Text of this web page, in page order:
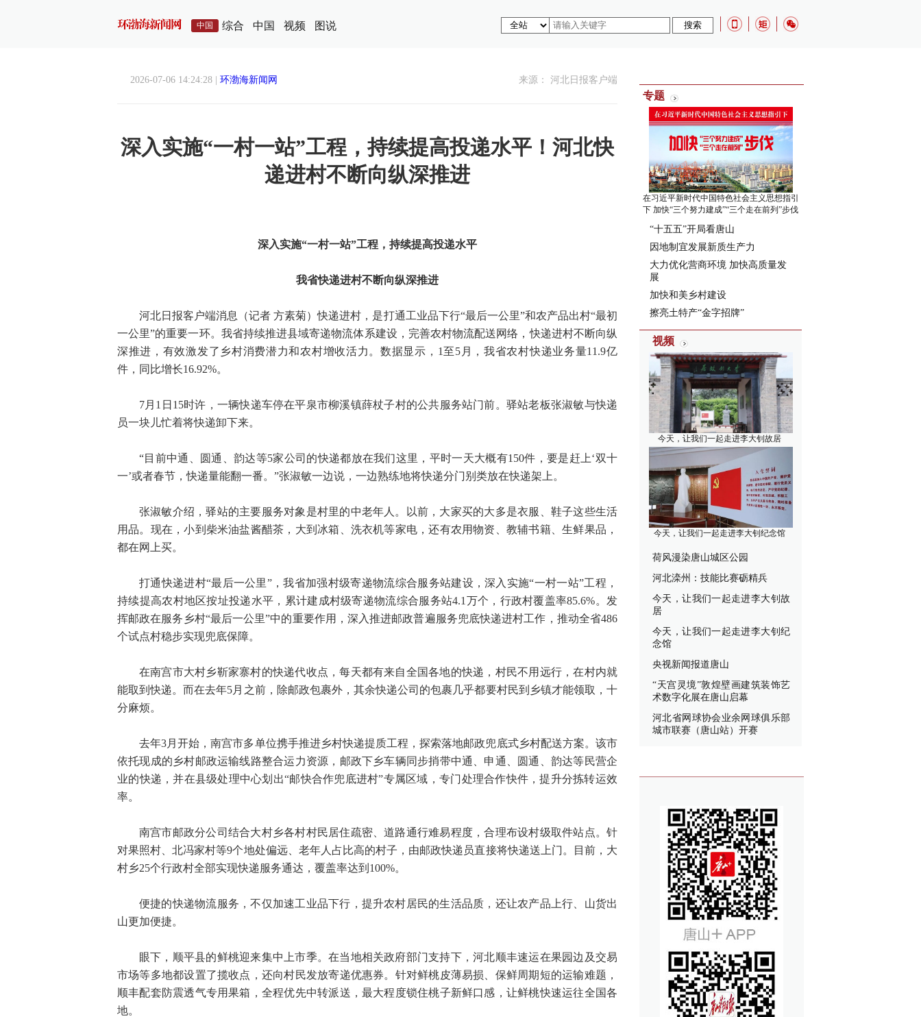
中国 综合 中国 视频 图说
2026-07-06 14:24:28 | 环渤海新闻网 来源： 河北日报客户端
深入实施“一村一站”工程，持续提高投递水平！河北快
递进村不断向纵深推进
深入实施“一村一站”工程，持续提高投递水平
我省快递进村不断向纵深推进
河北日报客户端消息（记者 方素菊）快递进村，是打通工业品下行“最后一公里”和农产品出村“最初
一公里”的重要一环。我省持续推进县域寄递物流体系建设，完善农村物流配送网络，快递进村不断向纵
深推进，有效激发了乡村消费潜力和农村增收活力。数据显示，1至5月，我省农村快递业务量11.9亿
件，同比增长16.92%。
7月1日15时许，一辆快递车停在平泉市柳溪镇薛杖子村的公共服务站门前。驿站老板张淑敏与快递
员一块儿忙着将快递卸下来。
“目前中通、圆通、韵达等5家公司的快递都放在我们这里，平时一天大概有150件，要是赶上‘双十
一’或者春节，快递量能翻一番。”张淑敏一边说，一边熟练地将快递分门别类放在快递架上。
张淑敏介绍，驿站的主要服务对象是村里的中老年人。以前，大家买的大多是衣服、鞋子这些生活
用品。现在，小到柴米油盐酱醋茶，大到冰箱、洗衣机等家电，还有农用物资、教辅书籍、生鲜果品，
都在网上买。
打通快递进村“最后一公里”，我省加强村级寄递物流综合服务站建设，深入实施“一村一站”工程，
持续提高农村地区按址投递水平，累计建成村级寄递物流综合服务站4.1万个，行政村覆盖率85.6%。发
挥邮政在服务乡村“最后一公里”中的重要作用，深入推进邮政普遍服务兜底快递进村工作，推动全省486
个试点村稳步实现兜底保障。
在南宫市大村乡靳家寨村的快递代收点，每天都有来自全国各地的快递，村民不用远行，在村内就
能取到快递。而在去年5月之前，除邮政包裹外，其余快递公司的包裹几乎都要村民到乡镇才能领取，十
分麻烦。
去年3月开始，南宫市多单位携手推进乡村快递提质工程，探索落地邮政兜底式乡村配送方案。该市
依托现成的乡村邮政运输线路整合运力资源，邮政下乡车辆同步捎带中通、申通、圆通、韵达等民营企
业的快递，并在县级处理中心划出“邮快合作兜底进村”专属区域，专门处理合作快件，提升分拣转运效
率。
南宫市邮政分公司结合大村乡各村村民居住疏密、道路通行难易程度，合理布设村级取件站点。针
对果照村、北冯家村等9个地处偏远、老年人占比高的村子，由邮政快递员直接将快递送上门。目前，大
村乡25个行政村全部实现快递服务通达，覆盖率达到100%。
便捷的快递物流服务，不仅加速工业品下行，提升农村居民的生活品质，还让农产品上行、山货出
山更加便捷。
眼下，顺平县的鲜桃迎来集中上市季。在当地相关政府部门支持下，河北顺丰速运在果园边及交易
市场等多地都设置了揽收点，还向村民发放寄递优惠券。针对鲜桃皮薄易损、保鲜周期短的运输难题，
顺丰配套防震透气专用果箱，全程优先中转派送，最大程度锁住桃子新鲜口感，让鲜桃快速运往全国各
地。
专题
在习近平新时代中国特色社会主义思想指引
下 加快“三个努力建成”“三个走在前列”步伐
“十五五”开局看唐山
因地制宜发展新质生产力
大力优化营商环境 加快高质量发
展
加快和美乡村建设
擦亮土特产“金字招牌”
视频
今天，让我们一起走进李大钊故居
今天，让我们一起走进李大钊纪念馆
荷风漫染唐山城区公园
河北滦州：技能比赛砺精兵
今天，让我们一起走进李大钊故
居
今天，让我们一起走进李大钊纪
念馆
央视新闻报道唐山
“天宫灵境”敦煌壁画建筑装饰艺
术数字化展在唐山启幕
河北省网球协会业余网球俱乐部
城市联赛（唐山站）开赛